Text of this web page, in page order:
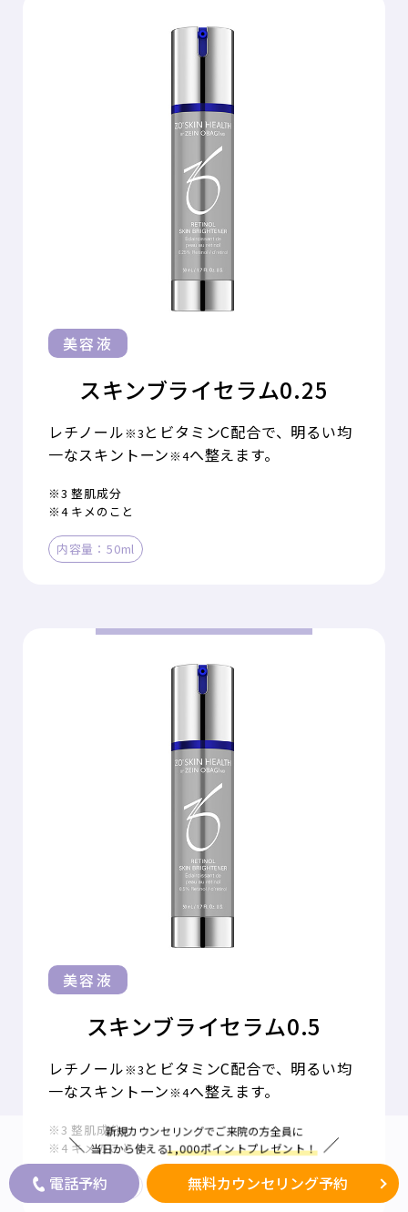
新規カウンセリングでご来院の方全員に
当日から使える1,000ポイントプレゼント！
電話予約 無料カウンセリング予約
美容液
スキンブライセラム0.25
レチノール※3 とビタミンC配合で、明るい均
一なスキントーン※4へ整えます。
※3 整肌成分
※4 キメのこと
内容量：50ml
美容液
スキンブライセラム0.5
レチノール※3 とビタミンC配合で、明るい均
一なスキントーン※4へ整えます。
※3 整肌成分
※4 キメのこと
内容量：50ml